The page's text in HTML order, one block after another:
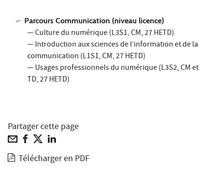
Parcours Communication (niveau licence)
— Culture du numérique (L3S1, CM, 27 HETD)
— Introduction aux sciences de l’information et de la
communication (L1S1, CM, 27 HETD)
— Usages professionnels du numérique (L3S2, CM et
TD, 27 HETD)
Partager cette page
Télécharger en PDF